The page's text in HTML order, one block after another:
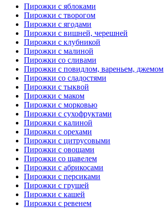
Пирожки с яблоками
Пирожки с творогом
Пирожки с ягодами
Пирожки с вишней, черешней
Пирожки с клубникой
Пирожки с малиной
Пирожки со сливами
Пирожки с повидлом, вареньем, джемом
Пирожки со сладостями
Пирожки с тыквой
Пирожки с маком
Пирожки с морковью
Пирожки с сухофруктами
Пирожки с калиной
Пирожки с орехами
Пирожки с цитрусовыми
Пирожки с овощами
Пирожки со щавелем
Пирожки с абрикосами
Пирожки с персиками
Пирожки с грушей
Пирожки с кашей
Пирожки с ревенем